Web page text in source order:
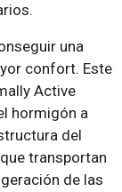
una
confort. Este
Active
hormigón a
del
transportan
de las